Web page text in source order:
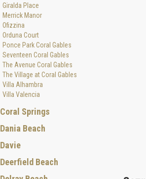
Giralda Place
Merrick Manor
Ofizzina
Orduna Court
Ponce Park Coral Gables
Seventeen Coral Gables
The Avenue Coral Gables
The Village at Coral Gables
Villa Alhambra
Villa Valencia
Coral Springs
Dania Beach
Davie
Deerfield Beach